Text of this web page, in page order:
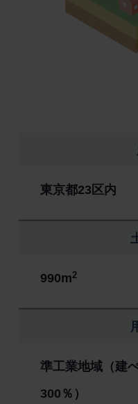
東京都23区内
990m2
準工業地域（建
300％）